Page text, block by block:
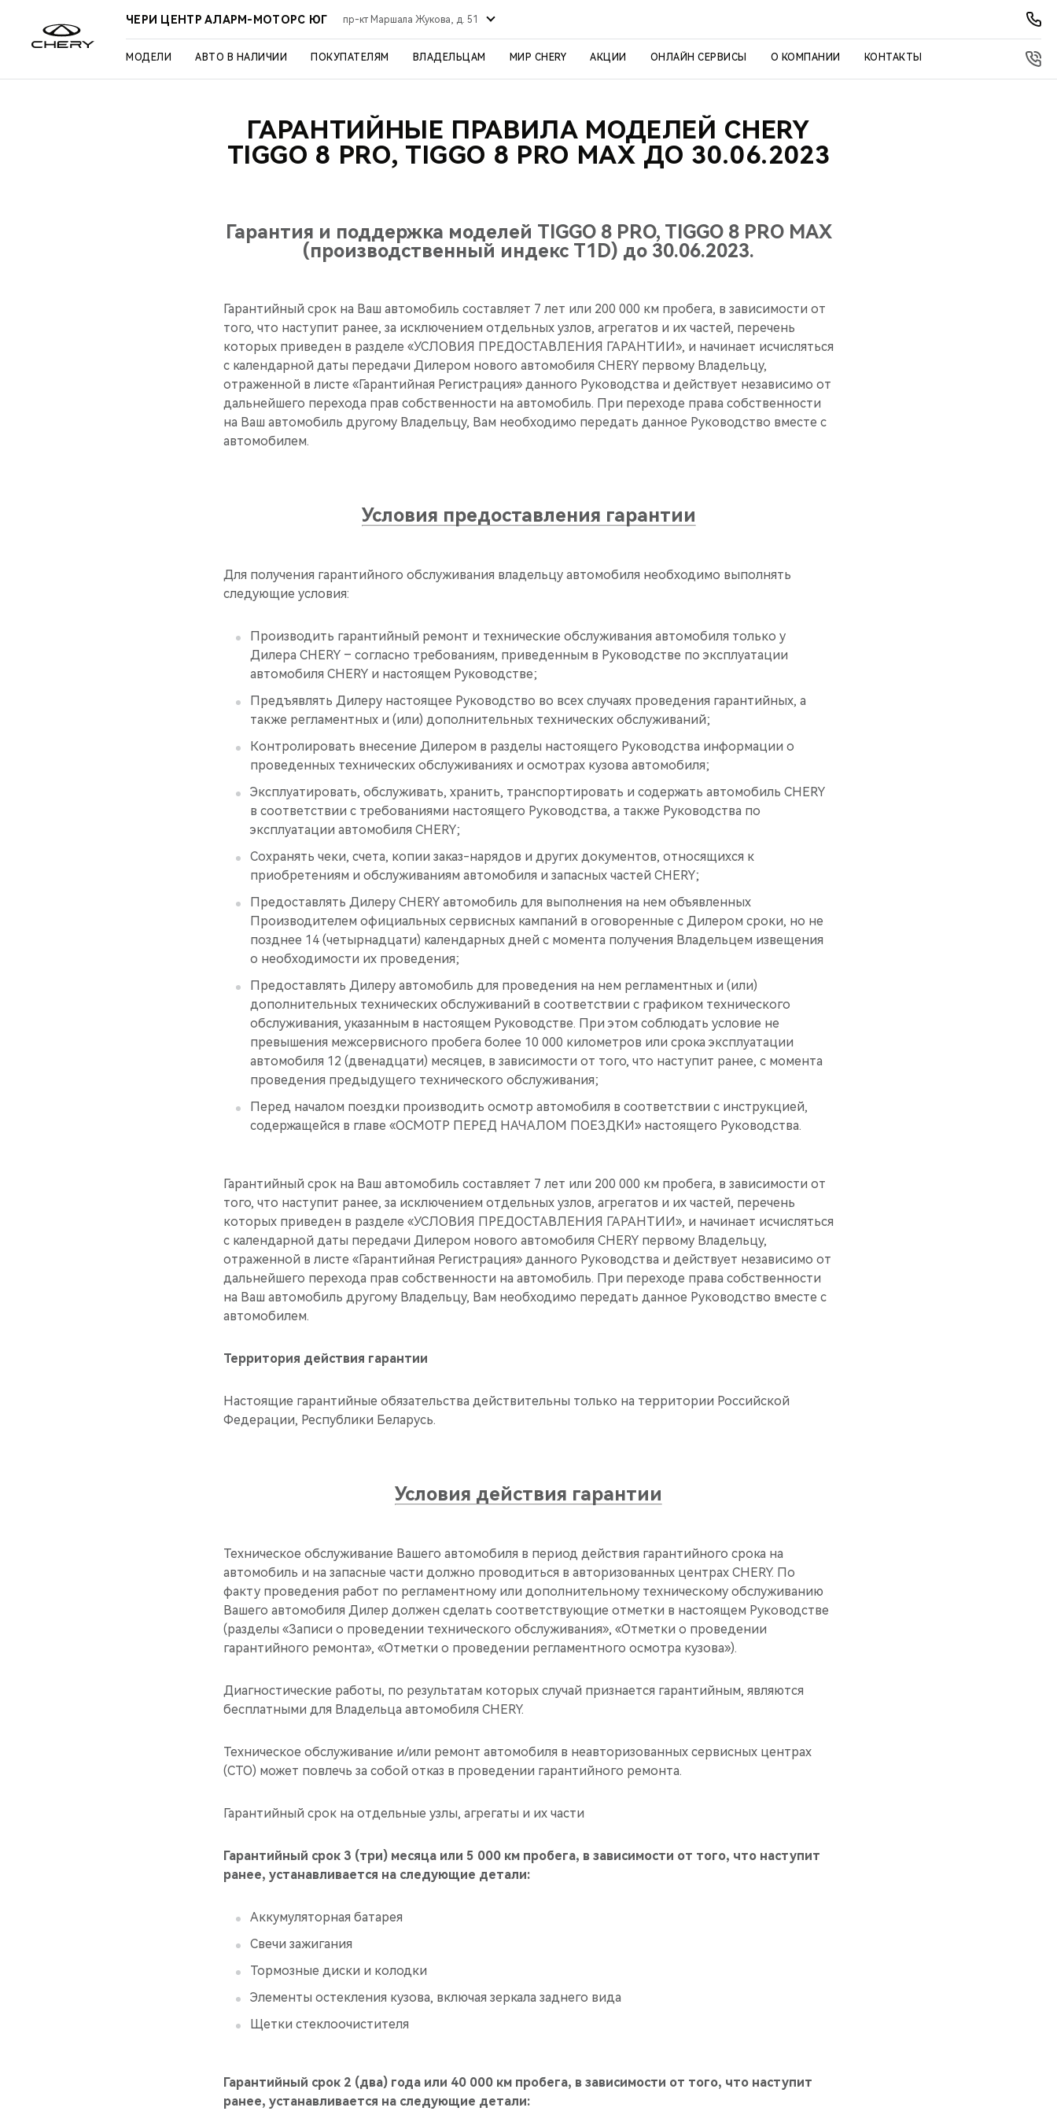
ЧЕРИ ЦЕНТР АЛАРМ-МОТОРС ЮГ пр-кт Маршала Жукова, д. 51
МОДЕЛИ АВТО В НАЛИЧИИ ПОКУПАТЕЛЯМ ВЛАДЕЛЬЦАМ МИР CHERY АКЦИИ ОНЛАЙН СЕРВИСЫ О КОМПАНИИ КОНТАКТЫ
ГАРАНТИЙНЫЕ ПРАВИЛА МОДЕЛЕЙ CHERY
TIGGO 8 PRO, TIGGO 8 PRO MAX ДО 30.06.2023
Гарантия и поддержка моделей TIGGO 8 PRO, TIGGO 8 PRO MAX
(производственный индекс T1D) до 30.06.2023.
Гарантийный срок на Ваш автомобиль составляет 7 лет или 200 000 км пробега, в зависимости от
того, что наступит ранее, за исключением отдельных узлов, агрегатов и их частей, перечень
которых приведен в разделе «УСЛОВИЯ ПРЕДОСТАВЛЕНИЯ ГАРАНТИИ», и начинает исчисляться
с календарной даты передачи Дилером нового автомобиля CHERY первому Владельцу,
отраженной в листе «Гарантийная Регистрация» данного Руководства и действует независимо от
дальнейшего перехода прав собственности на автомобиль. При переходе права собственности
на Ваш автомобиль другому Владельцу, Вам необходимо передать данное Руководство вместе с
автомобилем.
Условия предоставления гарантии
Для получения гарантийного обслуживания владельцу автомобиля необходимо выполнять
следующие условия:
Производить гарантийный ремонт и технические обслуживания автомобиля только у
Дилера CHERY – согласно требованиям, приведенным в Руководстве по эксплуатации
автомобиля CHERY и настоящем Руководстве;
Предъявлять Дилеру настоящее Руководство во всех случаях проведения гарантийных, а
также регламентных и (или) дополнительных технических обслуживаний;
Контролировать внесение Дилером в разделы настоящего Руководства информации о
проведенных технических обслуживаниях и осмотрах кузова автомобиля;
Эксплуатировать, обслуживать, хранить, транспортировать и содержать автомобиль CHERY
в соответствии с требованиями настоящего Руководства, а также Руководства по
эксплуатации автомобиля CHERY;
Сохранять чеки, счета, копии заказ-нарядов и других документов, относящихся к
приобретениям и обслуживаниям автомобиля и запасных частей CHERY;
Предоставлять Дилеру CHERY автомобиль для выполнения на нем объявленных
Производителем официальных сервисных кампаний в оговоренные с Дилером сроки, но не
позднее 14 (четырнадцати) календарных дней с момента получения Владельцем извещения
о необходимости их проведения;
Предоставлять Дилеру автомобиль для проведения на нем регламентных и (или)
дополнительных технических обслуживаний в соответствии с графиком технического
обслуживания, указанным в настоящем Руководстве. При этом соблюдать условие не
превышения межсервисного пробега более 10 000 километров или срока эксплуатации
автомобиля 12 (двенадцати) месяцев, в зависимости от того, что наступит ранее, с момента
проведения предыдущего технического обслуживания;
Перед началом поездки производить осмотр автомобиля в соответствии с инструкцией,
содержащейся в главе «ОСМОТР ПЕРЕД НАЧАЛОМ ПОЕЗДКИ» настоящего Руководства.
Гарантийный срок на Ваш автомобиль составляет 7 лет или 200 000 км пробега, в зависимости от
того, что наступит ранее, за исключением отдельных узлов, агрегатов и их частей, перечень
которых приведен в разделе «УСЛОВИЯ ПРЕДОСТАВЛЕНИЯ ГАРАНТИИ», и начинает исчисляться
с календарной даты передачи Дилером нового автомобиля CHERY первому Владельцу,
отраженной в листе «Гарантийная Регистрация» данного Руководства и действует независимо от
дальнейшего перехода прав собственности на автомобиль. При переходе права собственности
на Ваш автомобиль другому Владельцу, Вам необходимо передать данное Руководство вместе с
автомобилем.
Территория действия гарантии
Настоящие гарантийные обязательства действительны только на территории Российской
Федерации, Республики Беларусь.
Условия действия гарантии
Техническое обслуживание Вашего автомобиля в период действия гарантийного срока на
автомобиль и на запасные части должно проводиться в авторизованных центрах CHERY. По
факту проведения работ по регламентному или дополнительному техническому обслуживанию
Вашего автомобиля Дилер должен сделать соответствующие отметки в настоящем Руководстве
(разделы «Записи о проведении технического обслуживания», «Отметки о проведении
гарантийного ремонта», «Отметки о проведении регламентного осмотра кузова»).
Диагностические работы, по результатам которых случай признается гарантийным, являются
бесплатными для Владельца автомобиля CHERY.
Техническое обслуживание и/или ремонт автомобиля в неавторизованных сервисных центрах
(СТО) может повлечь за собой отказ в проведении гарантийного ремонта.
Гарантийный срок на отдельные узлы, агрегаты и их части
Гарантийный срок 3 (три) месяца или 5 000 км пробега, в зависимости от того, что наступит
ранее, устанавливается на следующие детали:
Аккумуляторная батарея
Свечи зажигания
Тормозные диски и колодки
Элементы остекления кузова, включая зеркала заднего вида
Щетки стеклоочистителя
Гарантийный срок 2 (два) года или 40 000 км пробега, в зависимости от того, что наступит
ранее, устанавливается на следующие детали: